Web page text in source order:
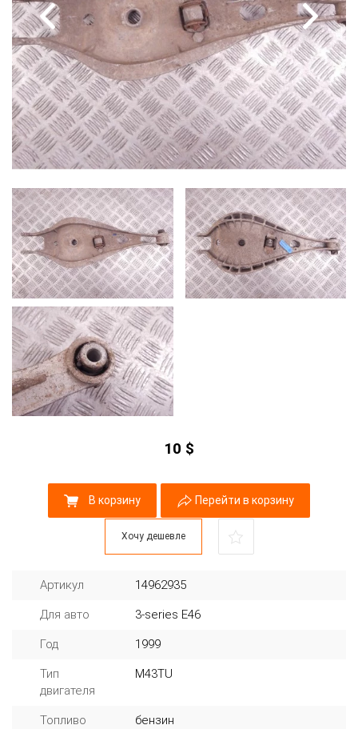
10 $
В корзину Перейти в корзину
Хочу дешевле
Артикул 14962935
Для авто 3-series E46
Год 1999
Тип
двигателя
M43TU
Топливо бензин